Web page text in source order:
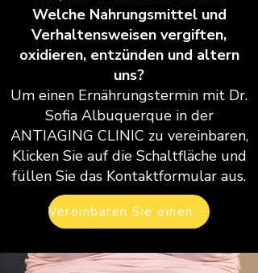
Welche Nahrungsmittel und
Verhaltensweisen vergiften,
oxidieren, entzünden und altern
uns?
Um einen Ernährungstermin mit Dr.
Sofia Albuquerque in der
ANTIAGING CLINIC zu vereinbaren,
Klicken Sie auf die Schaltfläche und
füllen Sie das Kontaktformular aus.
Vereinbaren Sie einen Termin